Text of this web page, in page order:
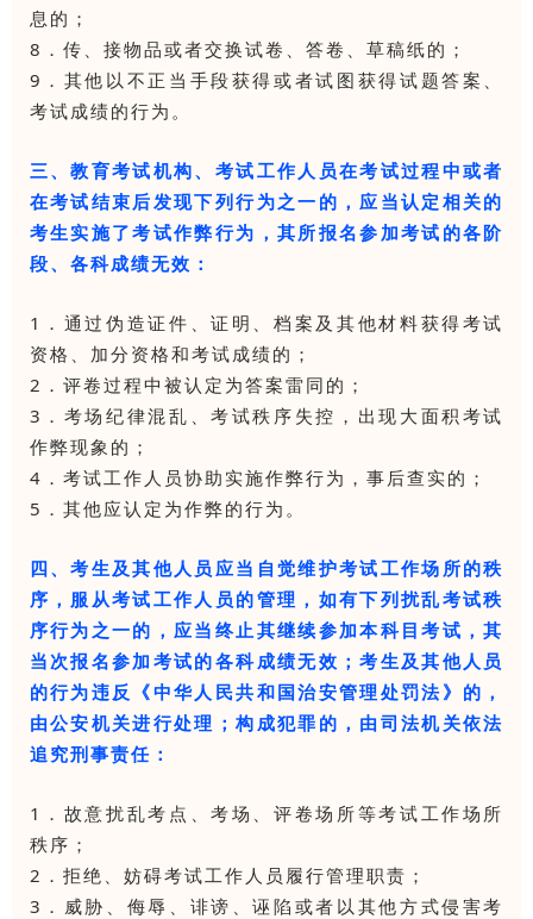
息的；
8．传、接物品或者交换试卷、答卷、草稿纸的；
9．其他以不正当手段获得或者试图获得试题答案、
考试成绩的行为。
三、教育考试机构、考试工作人员在考试过程中或者
在考试结束后发现下列行为之一的，应当认定相关的
考生实施了考试作弊行为，其所报名参加考试的各阶
段、各科成绩无效：
1．通过伪造证件、证明、档案及其他材料获得考试
资格、加分资格和考试成绩的；
2．评卷过程中被认定为答案雷同的；
3．考场纪律混乱、考试秩序失控，出现大面积考试
作弊现象的；
4．考试工作人员协助实施作弊行为，事后查实的；
5．其他应认定为作弊的行为。
四、考生及其他人员应当自觉维护考试工作场所的秩
序，服从考试工作人员的管理，如有下列扰乱考试秩
序行为之一的，应当终止其继续参加本科目考试，其
当次报名参加考试的各科成绩无效；考生及其他人员
的行为违反《中华人民共和国治安管理处罚法》的，
由公安机关进行处理；构成犯罪的，由司法机关依法
追究刑事责任：
1．故意扰乱考点、考场、评卷场所等考试工作场所
秩序；
2．拒绝、妨碍考试工作人员履行管理职责；
3．威胁、侮辱、诽谤、诬陷或者以其他方式侵害考